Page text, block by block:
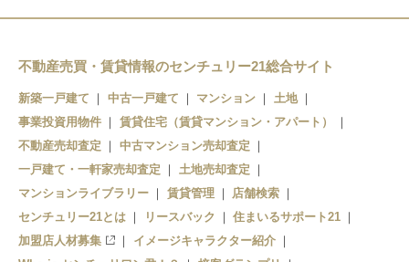
不動産売買・賃貸情報のセンチュリー21総合サイト
新築一戸建て 中古一戸建て マンション
土地
事業投資用物件
賃貸住宅（賃貸マンション・アパート）
不動産売却査定
中古マンション売却査定
一戸建て・一軒家売却査定
土地売却査定
マンションライブラリー
賃貸管理
店舗検索
センチュリー21とは
リースバック
住まいるサポート21
加盟店人材募集
イメージキャラクター紹介